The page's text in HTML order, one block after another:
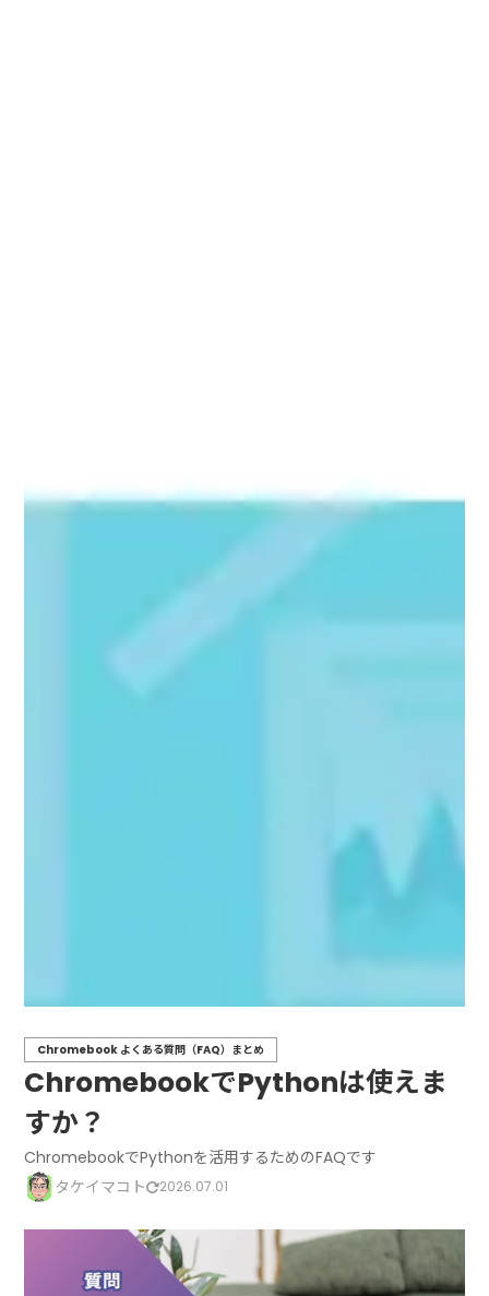
ChromebookでPythonは使えま
すか？
ChromebookでPythonを活用するためのFAQです
タケイマコト
2026.07.01
Chromebook よくある質問（FAQ）まとめ